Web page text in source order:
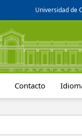
Universidad de
Contacto